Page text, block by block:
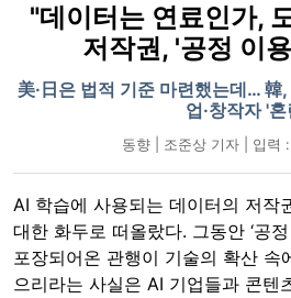
"데이터는 연료인가,
저작권, '공정 이
美·日은 법적 기준 마련했는데… 韓
업·창작자 '혼
동향 | 조준상 기자 | 입력
AI 학습에 사용되는 데이터의 저작
대한 화두로 떠올랐다. 그동안 ‘공
포장되어온 관행이 기술의 확산 속
으리라는 사실은 AI 기업들과 콘텐